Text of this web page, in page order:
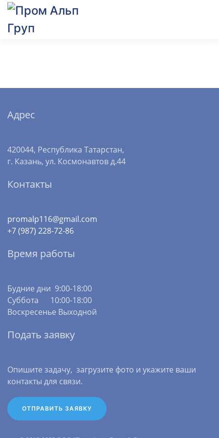
Адрес
420044, Республика Татарстан,
г. Казань, ул. Космонавтов д.44
Контакты
promalp116@gmail.com
+7 (987) 228-72-86
Время работы
Будние дни 9:00-18:00
Суббота 10:00-18:00
Воскресенье Выходной
Подать заявку
Опишите задачу, загрузите фото и укажите ваши
контакты для связи.
ОТПРАВИТЬ ЗАЯВКУ